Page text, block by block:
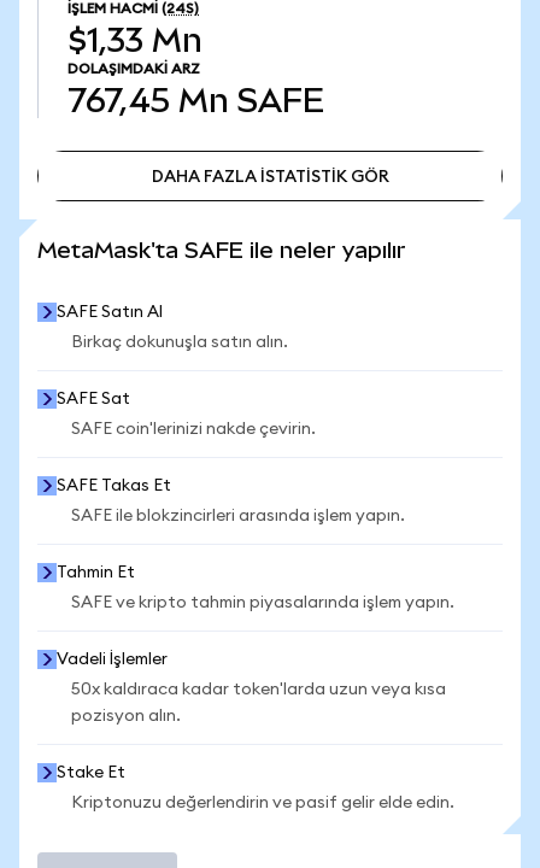
İŞLEM HACMI (24S)
$1,33 Mn
DOLAŞIMDAKI ARZ
767,45 Mn SAFE
DAHA FAZLA İSTATİSTİK GÖR
MetaMask'ta SAFE ile neler yapılır
SAFE Satın Al
Birkaç dokunuşla satın alın.
SAFE Sat
SAFE coin'lerinizi nakde çevirin.
SAFE Takas Et
SAFE ile blokzincirleri arasında işlem yapın.
Tahmin Et
SAFE ve kripto tahmin piyasalarında işlem yapın.
Vadeli İşlemler
50x kaldıraca kadar token'larda uzun veya kısa
pozisyon alın.
Stake Et
Kriptonuzu değerlendirin ve pasif gelir elde edin.